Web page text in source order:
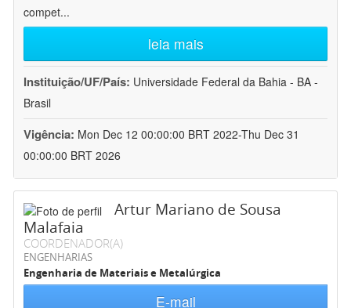
compet...
leia mais
Instituição/UF/País: Universidade Federal da Bahia - BA -
Brasil
Vigência: Mon Dec 12 00:00:00 BRT 2022-Thu Dec 31
00:00:00 BRT 2026
Artur Mariano de Sousa
Malafaia
COORDENADOR(A)
ENGENHARIAS
Engenharia de Materiais e Metalúrgica
E-mail